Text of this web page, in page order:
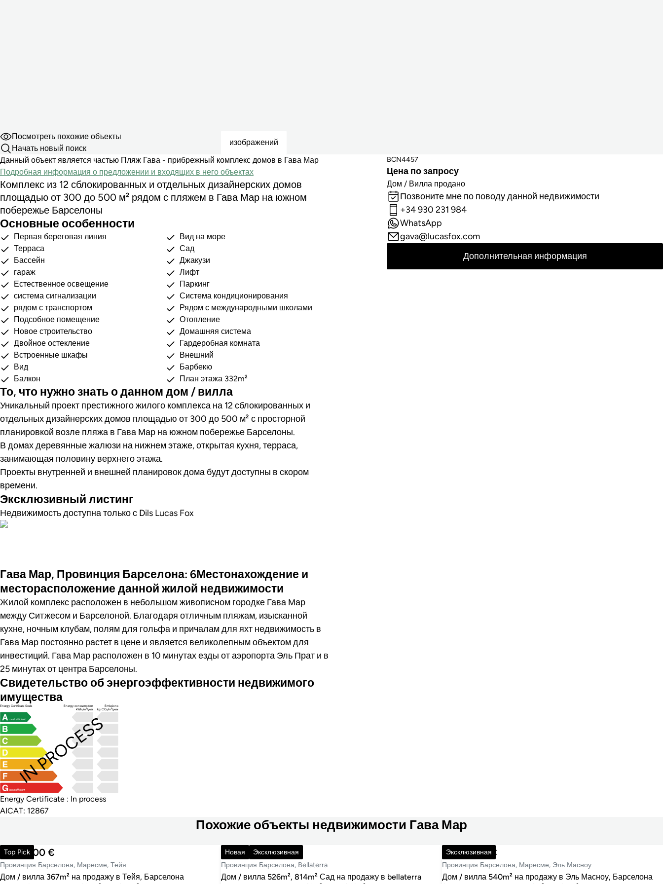
изображений
Посмотреть похожие объекты
Начать новый поиск
Данный объект является частью Пляж Гава - прибрежный комплекс домов в Гава Мар
Подробная информация о предложении и входящих в него объектах
Комплекс из 12 сблокированных и отдельных дизайнерских домов
площадью от 300 до 500 м² рядом с пляжем в Гава Мар на южном
побережье Барселоны
Основные особенности
Первая береговая линия
Вид на море
Терраса
Сад
Бассейн
Джакузи
гараж
Лифт
Естественное освещение
Паркинг
система сигнализации
Система кондиционирования
рядом с транспортом
Рядом с международными школами
Подсобное помещение
Отопление
Новое строительство
Домашняя система
Двойное остекление
Гардеробная комната
Встроенные шкафы
Внешний
Вид
Барбекю
Балкон
План этажа 332m²
То, что нужно знать о данном дом / вилла
Уникальный проект престижного жилого комплекса на 12 сблокированных и
отдельных дизайнерских домов площадью от 300 до 500 м² с просторной
планировкой возле пляжа в Гава Мар на южном побережье Барселоны.
В домах деревянные жалюзи на нижнем этаже, открытая кухня, терраса,
занимающая половину верхнего этажа.
Проекты внутренней и внешней планировок дома будут доступны в скором
времени.
Эксклюзивный листинг
Недвижимость доступна только с Dils Lucas Fox
Гава Мар, Провинция Барселона: 6Местонахождение и
месторасположение данной жилой недвижимости
Жилой комплекс расположен в небольшом живописном городке Гава Мар
между Ситжесом и Барселоной. Благодаря отличным пляжам, изысканной
кухне, ночным клубам, полям для гольфа и причалам для яхт недвижимость в
Гава Мар постоянно растет в цене и является великолепным объектом для
инвестиций. Гава Мар расположен в 10 минутах езды от аэропорта Эль Прат и в
25 минутах от центра Барселоны.
Свидетельство об энергоэффективности недвижимого
имущества
Energy Certificate Scale
Energy consumption
kWh/m²/year
Emissions
kg CO₂/m²/year
most efficient
least efficient
IN PROCESS
Energy Certificate : In process
AICAT: 12867
BCN4457
Цена по запросу
Дом / Вилла продано
Позвоните мне по поводу данной недвижимости
+34 930 231 984
WhatsApp
gava@lucasfox.com
Дополнительная информация
Похожие объекты недвижимости Гава Мар
Top Pick
1 275 000 €
Провинция Барселона, Маресме, Тейя
Дом / вилла 367m² на продажу в Тейя, Барселона
Новая Эксклюзивная
760 000 €
Провинция Барселона, Bellaterra
Дом / вилла 526m², 814m² Сад на продажу в bellaterra
Эксклюзивная
2 125 000 €
Провинция Барселона, Маресме, Эль Масноу
Дом / вилла 540m² на продажу в Эль Масноу, Барселона